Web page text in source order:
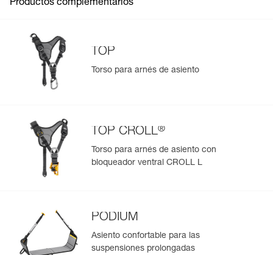
Productos complementarios
TOP
Torso para arnés de asiento
TOP CROLL®
Torso para arnés de asiento con
bloqueador ventral CROLL L
PODIUM
Asiento confortable para las
suspensiones prolongadas